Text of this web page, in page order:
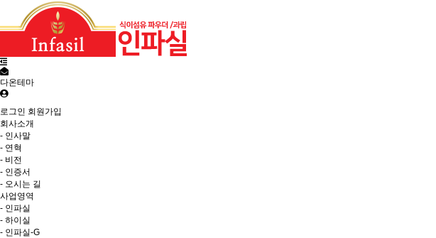
다온테마
로그인 회원가입
회사소개
- 인사말
- 연혁
- 비전
- 인증서
- 오시는 길
사업영역
- 인파실
- 하이실
- 인파실-G